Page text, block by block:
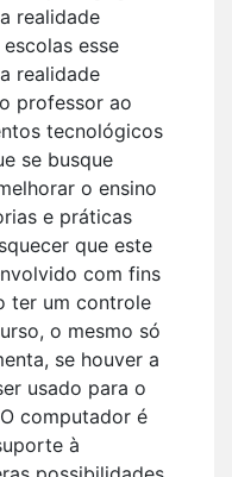
realidade
esse
realidade
professor ao
tecnológicos
se busque
o ensino
e práticas
que este
com fins
ter um controle
o mesmo só
se houver a
usado para o
computador é
à